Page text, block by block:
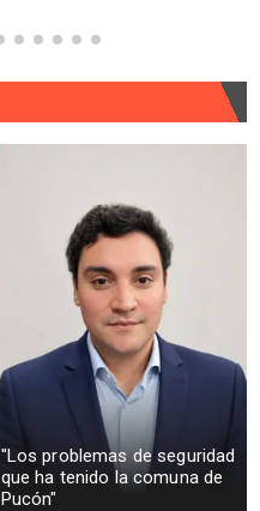
"Los problemas de seguridad
que ha tenido la comuna de
Pucón"